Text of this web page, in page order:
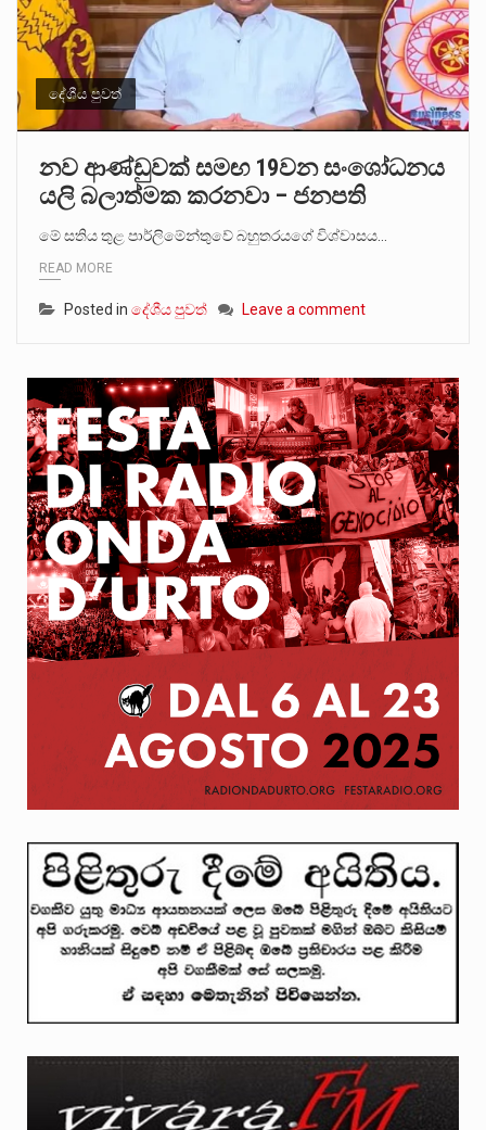
දේශීය පුවත්
නව ආණ්ඩුවක් සමඟ 19වන සංශෝධනය
යලි බලාත්මක කරනවා – ජනපති
මේ සතිය තුළ පාර්ලිමේන්තුවේ බහුතරයගේ විශ්වාසය…
READ MORE
Posted in දේශීය පුවත් Leave a comment